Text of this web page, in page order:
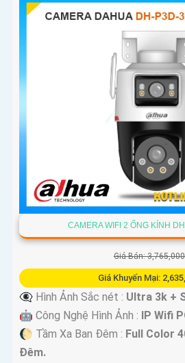
CAMERA WIFI 2 ỐNG KÍNH
Giá Bán:
Giá Khuyến Mại:
👁️‍🗨 Hình Ảnh Sắc nét : Ultra 3k +
🤖️ Công Nghệ Hình Ảnh : IP Wifi
🌔 Tầm Xa Ban Đêm : Full Color
Ðêm.